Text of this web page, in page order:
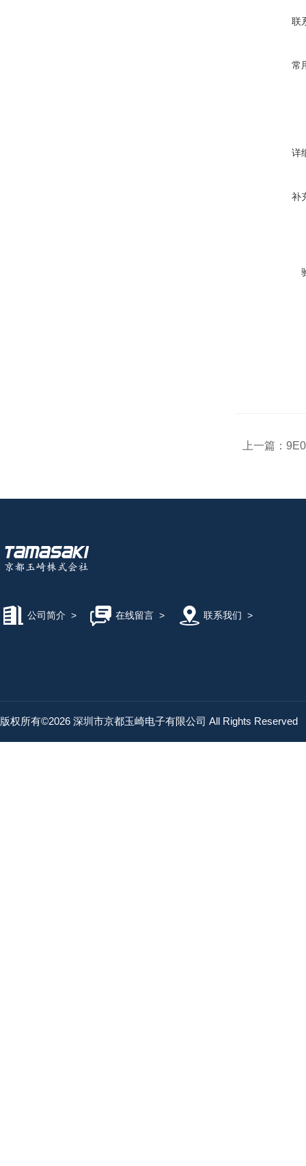
联
常
详
补
上一篇：
公司简介 > 在线留言> 联系我们 >
版权所有©2026 深圳市京都玉崎电子有限公司 All Rights Reserved